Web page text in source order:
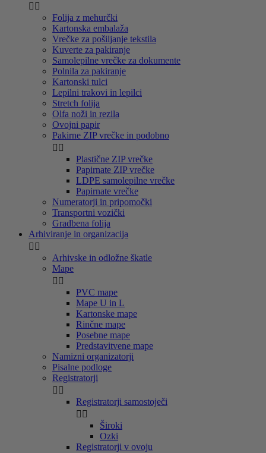
 
Folija z mehurčki
Kartonska embalaža
Vrečke za pošiljanje tekstila
Kuverte za pakiranje
Samolepilne vrečke za dokumente
Polnila za pakiranje
Kartonski tulci
Lepilni trakovi in lepilci
Stretch folija
Olfa noži in rezila
Ovojni papir
Pakirne ZIP vrečke in podobno
 
Plastične ZIP vrečke
Papirnate ZIP vrečke
LDPE samolepilne vrečke
Papirnate vrečke
Numeratorji in pripomočki
Transportni vozički
Gradbena folija
Arhiviranje in organizacija
 
Arhivske in odložne škatle
Mape
 
PVC mape
Mape U in L
Kartonske mape
Rinčne mape
Posebne mape
Predstavitvene mape
Namizni organizatorji
Pisalne podloge
Registratorji
 
Registratorji samostoječi
 
Široki
Ozki
Registratorji v ovoju